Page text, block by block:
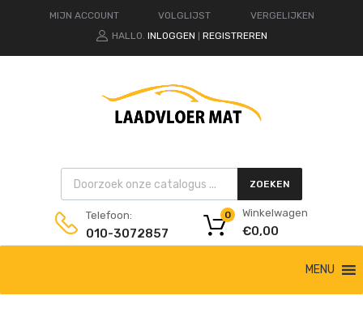
MIJN ACCOUNT VOLGLIJST
VERGELIJKEN
HALLO. INLOGGEN REGISTREREN
Products search ZOEKEN
Telefoon:
010-3072857
Winkelwagen
€0,00
0
de
MENU